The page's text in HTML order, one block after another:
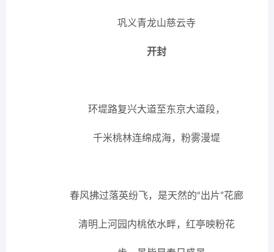
巩义青龙山慈云寺
开封
环堤路复兴大道至东京大道段，
千米桃林连绵成海，粉雾漫堤
春风拂过落英纷飞，是天然的“出片”花廊
清明上河园内桃依水畔，红亭映粉花